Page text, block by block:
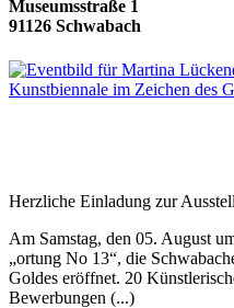
Museumsstraße 1
91126 Schwabach
Herzliche Einladung zur
Am Samstag, den 05. August
„ortung No 13“, die
Goldes eröffnet. 20
Bewerbungen (...)